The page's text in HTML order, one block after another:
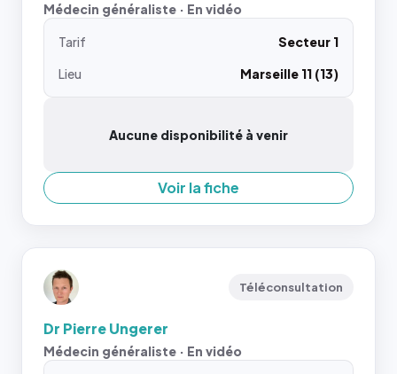
Médecin généraliste · En vidéo
Tarif
Secteur 1
Lieu
Marseille 11 (13)
Aucune disponibilité à venir
Voir la fiche
Téléconsultation
Dr Pierre Ungerer
Médecin généraliste · En vidéo